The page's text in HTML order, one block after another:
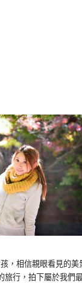
，相信親眼看見的美
旅行，拍下屬於我們